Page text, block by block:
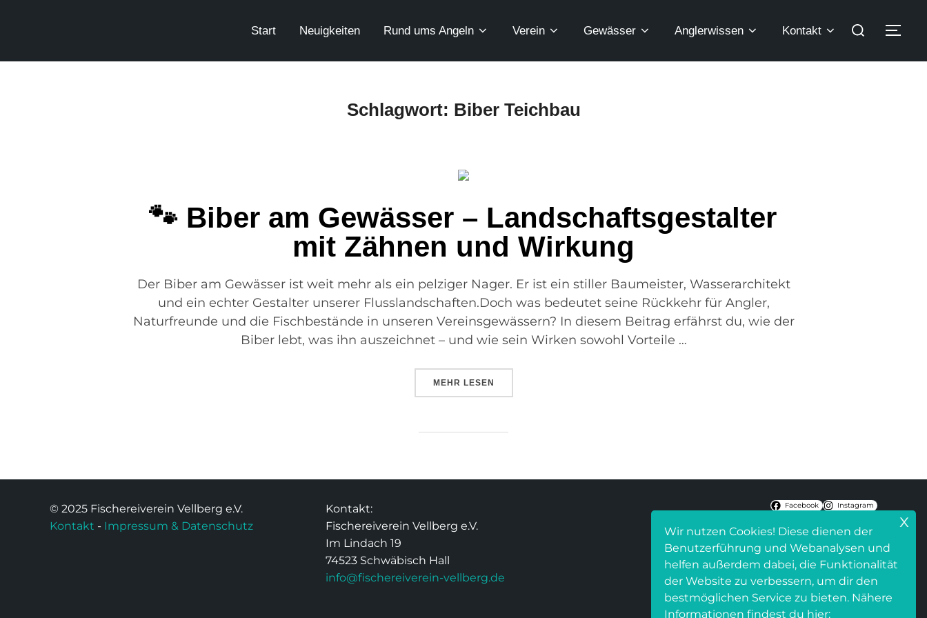
Start Neuigkeiten Rund ums Angeln Verein Gewässer Anglerwissen Kontakt
Schlagwort: Biber Teichbau
🐾 Biber am Gewässer – Landschaftsgestalter
mit Zähnen und Wirkung
Der Biber am Gewässer ist weit mehr als ein pelziger Nager. Er ist ein stiller Baumeister, Wasserarchitekt
und ein echter Gestalter unserer Flusslandschaften.Doch was bedeutet seine Rückkehr für Angler,
Naturfreunde und die Fischbestände in unseren Vereinsgewässern? In diesem Beitrag erfährst du, wie der
Biber lebt, was ihn auszeichnet – und wie sein Wirken sowohl Vorteile …
MEHR LESEN
© 2025 Fischereiverein Vellberg e.V.
Kontakt - Impressum & Datenschutz
Kontakt:
Fischereiverein Vellberg e.V.
Im Lindach 19
74523 Schwäbisch Hall
info@fischereiverein-vellberg.de
Facebook Instagram
Wir nutzen Cookies! Diese dienen der
Benutzerführung und Webanalysen und
helfen außerdem dabei, die Funktionalität
der Website zu verbessern, um dir den
bestmöglichen Service zu bieten. Nähere
Informationen findest du hier:
x